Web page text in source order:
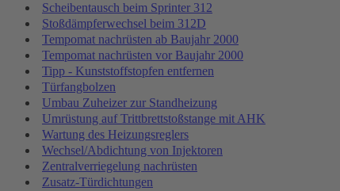
Scheibentausch beim Sprinter 312
Stoßdämpferwechsel beim 312D
Tempomat nachrüsten ab Baujahr 2000
Tempomat nachrüsten vor Baujahr 2000
Tipp - Kunststoffstopfen entfernen
Türfangbolzen
Umbau Zuheizer zur Standheizung
Umrüstung auf Trittbrettstoßstange mit AHK
Wartung des Heizungsreglers
Wechsel/Abdichtung von Injektoren
Zentralverriegelung nachrüsten
Zusatz-Türdichtungen